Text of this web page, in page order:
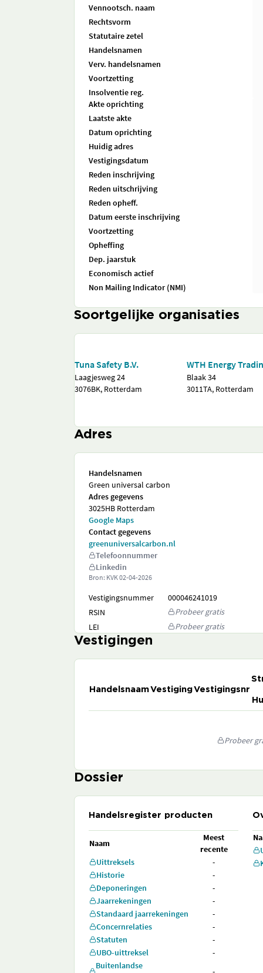
Vennootsch. naam
Rechtsvorm
Statutaire zetel
Handelsnamen
Verv. handelsnamen
Voortzetting
Insolventie reg.
Akte oprichting
Laatste akte
Datum oprichting
Huidig adres
Vestigingsdatum
Reden inschrijving
Reden uitschrijving
Reden opheff.
Datum eerste inschrijving
Voortzetting
Opheffing
Dep. jaarstuk
Economisch actief
Non Mailing Indicator (NMI)
Soortgelijke organisaties
Tuna Safety B.V.
Laagjesweg 24
3076BK, Rotterdam
WTH Energy
Blaak 34
3011TA, Rotterdam
Adres
Handelsnamen
Green universal carbon
Adres gegevens
3025HB Rotterdam
Google Maps
Contact gegevens
greenuniversalcarbon.nl
Telefoonnummer
Linkedin
Bron: KVK02-04-2026
Vestigingsnummer
000046241019
RSIN
Probeer gratis
LEI
Probeer gratis
Vestigingen
HandelsnaamVestigingVestigingsnr
Probeer
Dossier
Handelsregister producten
Naam
Meest
recente
Uittreksels
-
Historie
-
Deponeringen
-
Jaarrekeningen
-
Standaard jaarrekeningen
-
Concernrelaties
-
Statuten
-
UBO-uittreksel
-
Buitenlandse